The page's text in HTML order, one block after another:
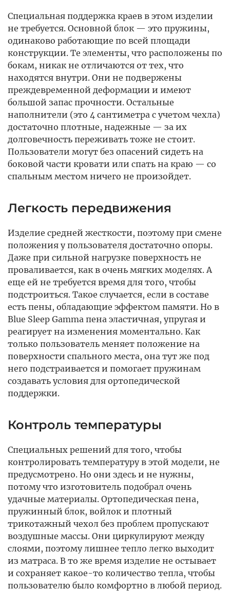
Специальная поддержка краев в этом изделии
не требуется. Основной блок — это пружины,
одинаково работающие по всей площади
конструкции. Те элементы, что расположены по
бокам, никак не отличаются от тех, что
находятся внутри. Они не подвержены
преждевременной деформации и имеют
большой запас прочности. Остальные
наполнители (это 4 сантиметра с учетом чехла)
достаточно плотные, надежные — за их
долговечность переживать тоже не стоит.
Пользователи могут без опасений сидеть на
боковой части кровати или спать на краю — со
спальным местом ничего не произойдет.
Легкость передвижения
Изделие средней жесткости, поэтому при смене
положения у пользователя достаточно опоры.
Даже при сильной нагрузке поверхность не
проваливается, как в очень мягких моделях. А
еще ей не требуется время для того, чтобы
подстроиться. Такое случается, если в составе
есть пены, обладающие эффектом памяти. Но в
Blue Sleep Gamma пена эластичная, упругая и
реагирует на изменения моментально. Как
только пользователь меняет положение на
поверхности спального места, она тут же под
него подстраивается и помогает пружинам
создавать условия для ортопедической
поддержки.
Контроль температуры
Специальных решений для того, чтобы
контролировать температуру в этой модели, не
предусмотрено. Но они здесь и не нужны,
потому что изготовитель подобрал очень
удачные материалы. Ортопедическая пена,
пружинный блок, войлок и плотный
трикотажный чехол без проблем пропускают
воздушные массы. Они циркулируют между
слоями, поэтому лишнее тепло легко выходит
из матраса. В то же время изделие не остывает
и сохраняет какое-то количество тепла, чтобы
пользователю было комфортно в любой период.